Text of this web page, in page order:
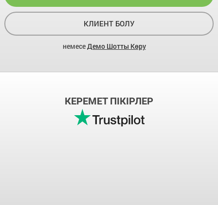
КЛИЕНТ БОЛУ
немесеДемо Шотты Көру
КЕРЕМЕТ ПІКІРЛЕР